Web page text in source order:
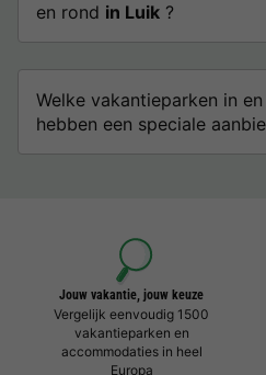
en rond in Luik ?
Welke vakantieparken in
hebben een speciale
Jouw vakantie, jouw keuze
Vergelijk eenvoudig 1500
vakantieparken en
accommodaties in heel
Europa